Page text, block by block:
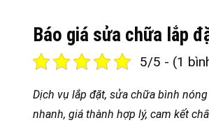
Báo giá sửa chữa lắp
5/5 - (1
Dịch vụ lắp đặt, sửa chữa bình
nhanh, giá thành hợp lý, cam kết